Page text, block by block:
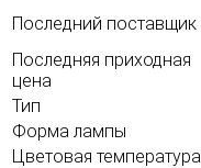
Последний поставщик
Последняя приходная
цена
Тип
Форма лампы
Цветовая температура